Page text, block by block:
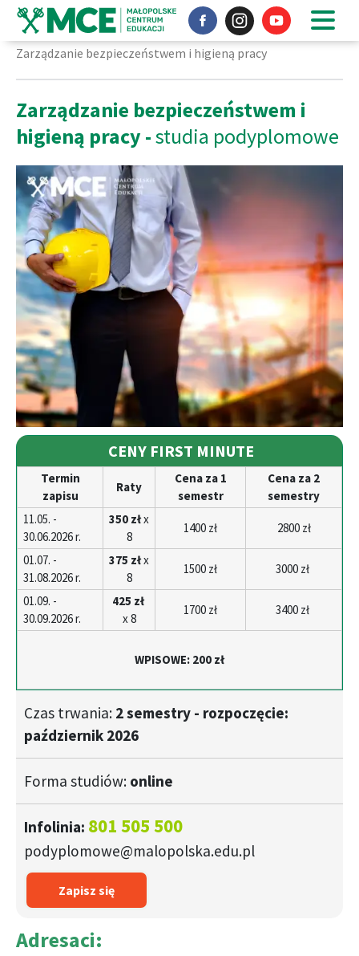
Nasz profil na Facebook'u
InstagramNasz profil
Strona główna Studia podyplomowe
Kierunki studiów
Zarządzanie bezpieczeństwem i higieną pracy
Zarządzanie bezpieczeństwem i
higieną pracy -studia podyplomowe
CENY FIRST MINUTE
Termin
zapisu
Raty
Cena za 1
semestr
Cena za 2
semestry
11.05. -
30.06.2026 r.
350 złx
8
1400 zł 2800 zł
01.07. -
31.08.2026 r.
375 złx
8
1500 zł 3000 zł
01.09. -
30.09.2026 r.
425 zł
x 8
1700 zł 3400 zł
WPISOWE: 200 zł
Czas trwania: 2 semestry - rozpoczęcie:
październik 2026
Forma studiów: online
Infolinia: 801 505 500
podyplomowe@malopolska.edu.pl
Zapisz się
Adresaci: